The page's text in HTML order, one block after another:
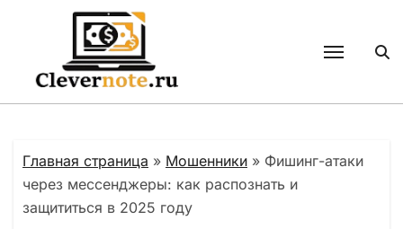
содержанию
Главная страница » Мошенники » Фишинг-атаки
через мессенджеры: как распознать и
защититься в 2025 году